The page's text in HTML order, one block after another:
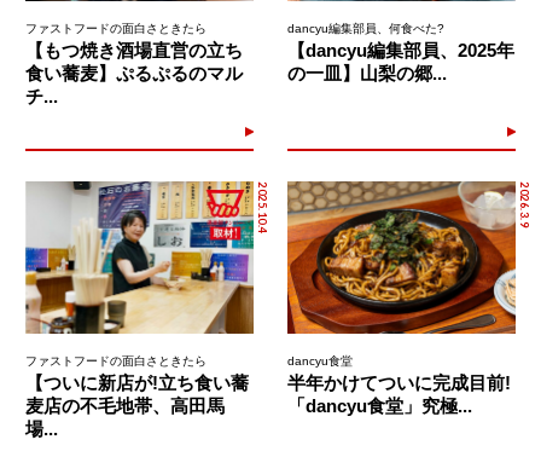
ファストフードの面白さときたら
【もつ焼き酒場直営の立ち
食い蕎麦】ぷるぷるのマル
チ...
dancyu編集部員、何食べた?
【dancyu編集部員、2025年
の一皿】山梨の郷...
2025.10.4
ファストフードの面白さときたら
【ついに新店が!立ち食い蕎
麦店の不毛地帯、高田馬
場...
2026.3.9
dancyu食堂
半年かけてついに完成目前!
「dancyu食堂」究極...